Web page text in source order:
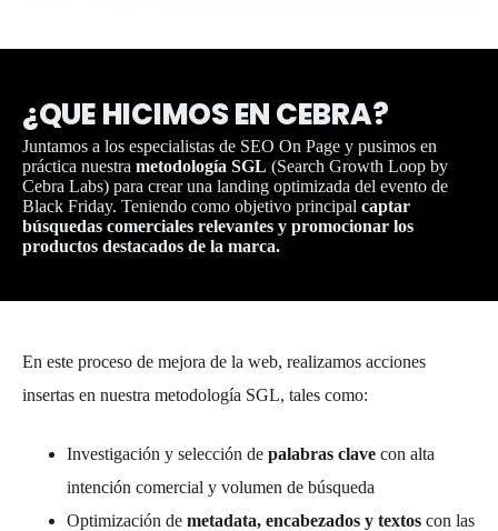
¿QUE HICIMOS EN CEBRA?
Juntamos a los especialistas de SEO On Page y pusimos en
práctica nuestra metodología SGL (Search Growth Loop by
Cebra Labs) para crear una landing optimizada del evento de
Black Friday. Teniendo como objetivo principal captar
búsquedas comerciales relevantes y promocionar los
productos destacados de la marca.
En este proceso de mejora de la web, realizamos acciones
insertas en nuestra metodología SGL, tales como:
Investigación y selección de palabras clave con alta
intención comercial y volumen de búsqueda
Optimización de metadata, encabezados y textos con las